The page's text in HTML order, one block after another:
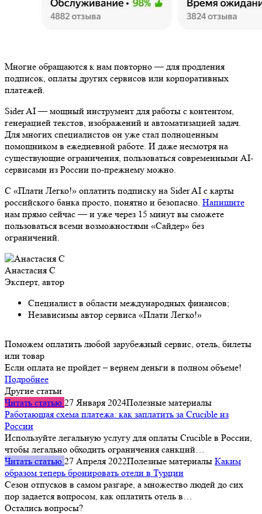
Многие обращаются к нам повторно — для продления
подписок, оплаты других сервисов или корпоративных
платежей.
Sider AI — мощный инструмент для работы с контентом,
генерацией текстов, изображений и автоматизацией задач.
Для многих специалистов он уже стал полноценным
помощником в ежедневной работе. И даже несмотря на
существующие ограничения, пользоваться современными AI-
сервисами из России по-прежнему можно.
С «Плати Легко!» оплатить подписку на Sider AI с карты
российского банка просто, понятно и безопасно. Напишите
нам прямо сейчас — и уже через 15 минут вы сможете
пользоваться всеми возможностями «Сайдер» без
ограничений.
Анастасия С
Эксперт, автор
Специалист в области международных финансов;
Независимы автор сервиса «Плати Легко!»
Поможем оплатить любой зарубежный сервис, отель, билеты
или товар
Если оплата не пройдет – вернем деньги в полном объеме!
Подробнее
Другие статьи
Читать статью 27 Января 2024Полезные материалы
Работающая схема платежа: как заплатить за Crucible из
России
Используйте легальную услугу для оплаты Crucible в России,
чтобы легально обходить ограничения санкций…
Читать статью 27 Апреля 2022Полезные материалы Каким
образом теперь бронировать отели в Турции
Сезон отпусков в самом разгаре, а множество людей до сих
пор задается вопросом, как оплатить отель в…
Остались вопросы?